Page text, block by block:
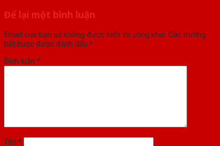
Để lại một bình luận
Email của bạn sẽ không được hiển thị công khai. Các trường
bắt buộc được đánh dấu *
Bình luận *
Tên *